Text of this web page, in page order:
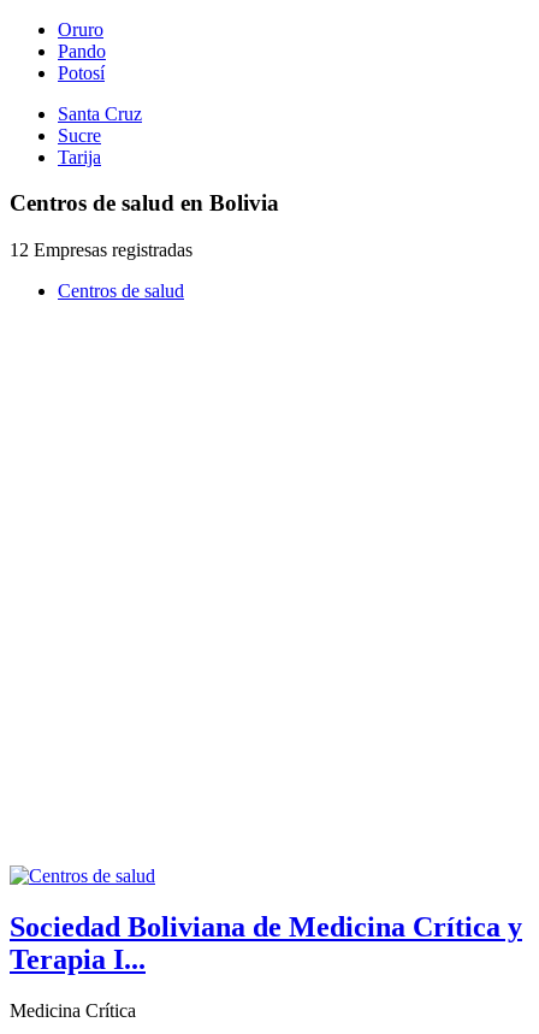
Oruro
Pando
Potosí
Santa Cruz
Sucre
Tarija
Centros de salud en Bolivia
12 Empresas registradas
Centros de salud
Sociedad Boliviana de Medicina Crítica y
Terapia I...
Medicina Crítica